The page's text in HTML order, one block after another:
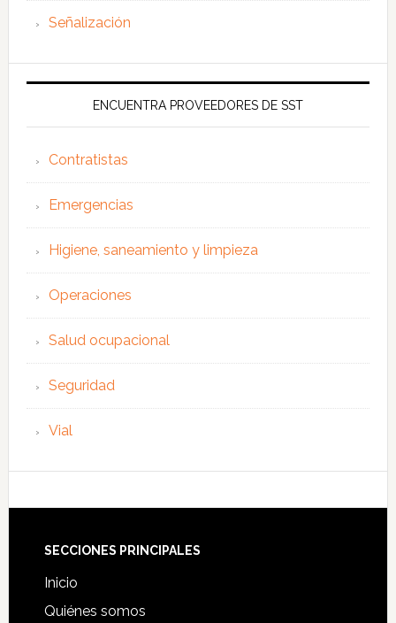
Señalización
ENCUENTRA PROVEEDORES DE SST
Contratistas
Emergencias
Higiene, saneamiento y limpieza
Operaciones
Salud ocupacional
Seguridad
Vial
Footer
SECCIONES PRINCIPALES
Inicio
Quiénes somos